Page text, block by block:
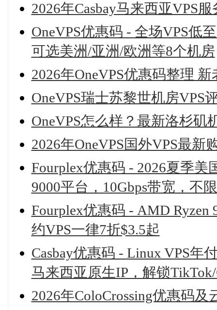
2026年Casbay马来西亚VPS
OneVPS优惠码 - 全场VPS低
可选美洲/亚洲/欧洲等8个机房
2026年OneVPS优惠码整理
OneVPS瑞士苏黎世机房VPS
OneVPS怎么样？最新洛杉矶
2026年OneVPS国外VPS最新
Fourplex优惠码 - 2026夏季美
9000平台，10Gbps带宽，不
Fourplex优惠码 - AMD
约VPS一律7折$3.5起
Casbay优惠码 - Linux VPS年
马来西亚原生IP，解锁TikTok/
2026年ColoCrossing优惠码